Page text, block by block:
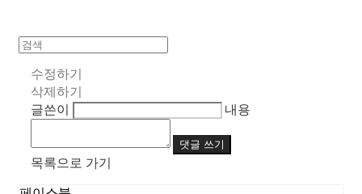
수정하기
삭제하기
글쓴이
내용
댓글 쓰기
목록으로 가기